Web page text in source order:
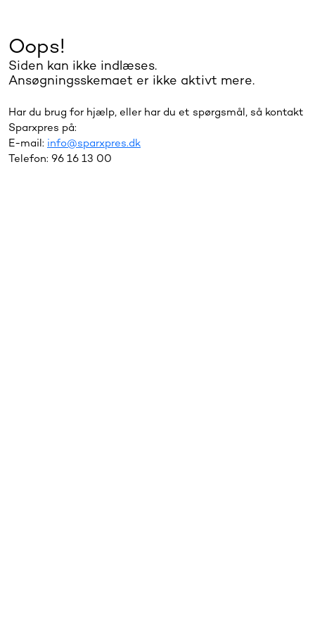
Oops!
Siden kan ikke indlæses.
Ansøgningsskemaet er ikke aktivt mere.
Har du brug for hjælp, eller har du et spørgsmål, så kontakt
Sparxpres på:
E-mail: info@sparxpres.dk
Telefon: 96 16 13 00